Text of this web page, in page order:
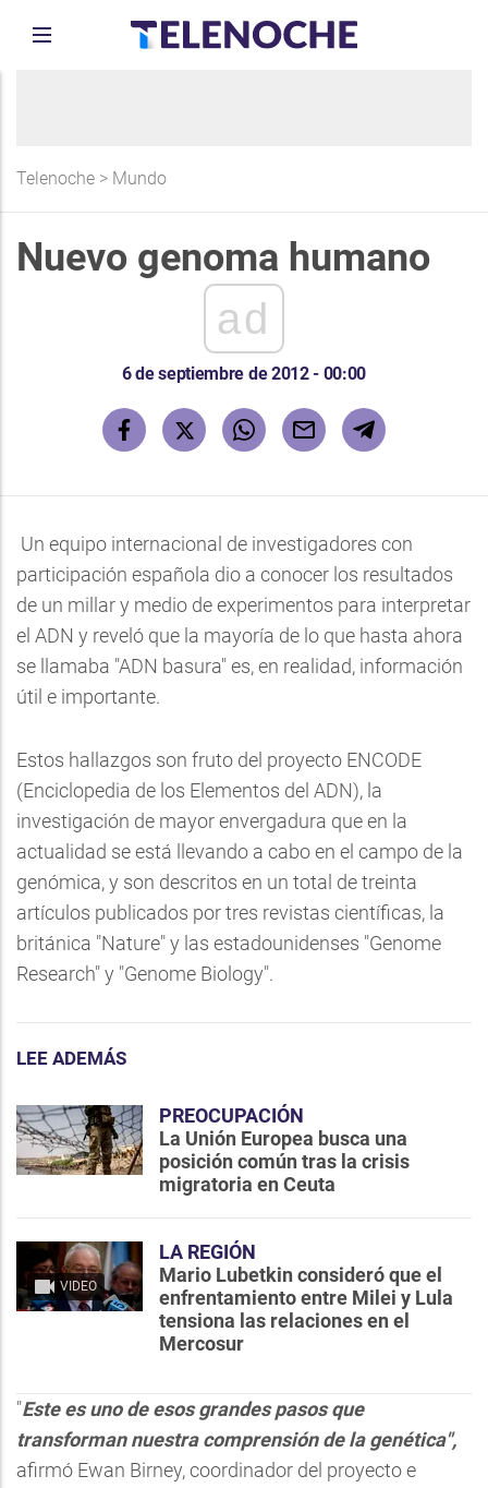
Telenoche > Mundo
Nuevo genoma humano
ad
6 de septiembre de 2012 - 00:00
Un equipo internacional de investigadores con
participación española dio a conocer los resultados
de un millar y medio de experimentos para interpretar
el ADN y reveló que la mayoría de lo que hasta ahora
se llamaba "ADN basura" es, en realidad, información
útil e importante.
Estos hallazgos son fruto del proyecto ENCODE
(Enciclopedia de los Elementos del ADN), la
investigación de mayor envergadura que en la
actualidad se está llevando a cabo en el campo de la
genómica, y son descritos en un total de treinta
artículos publicados por tres revistas científicas, la
británica "Nature" y las estadounidenses "Genome
Research" y "Genome Biology".
LEE ADEMÁS
PREOCUPACIÓN
La Unión Europea busca una
posición común tras la crisis
migratoria en Ceuta
VIDEO
LA REGIÓN
Mario Lubetkin consideró que el
enfrentamiento entre Milei y Lula
tensiona las relaciones en el
Mercosur
"Este es uno de esos grandes pasos que
transforman nuestra comprensión de la genética",
afirmó Ewan Birney, coordinador del proyecto e